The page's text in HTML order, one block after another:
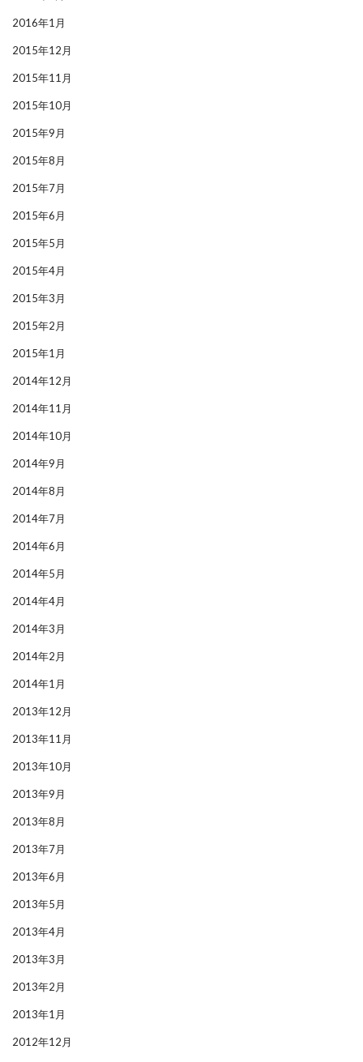
2016年1月
2015年12月
2015年11月
2015年10月
2015年9月
2015年8月
2015年7月
2015年6月
2015年5月
2015年4月
2015年3月
2015年2月
2015年1月
2014年12月
2014年11月
2014年10月
2014年9月
2014年8月
2014年7月
2014年6月
2014年5月
2014年4月
2014年3月
2014年2月
2014年1月
2013年12月
2013年11月
2013年10月
2013年9月
2013年8月
2013年7月
2013年6月
2013年5月
2013年4月
2013年3月
2013年2月
2013年1月
2012年12月